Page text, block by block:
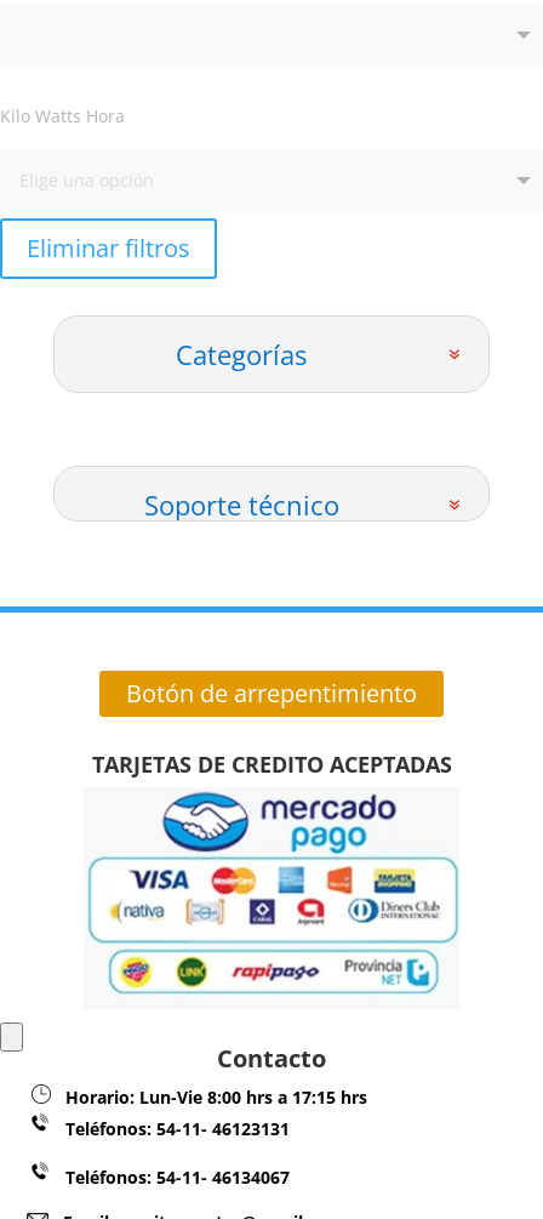
Kilo Watts Hora
Eliminar filtros
Categorías
Soporte técnico
Botón de arrepentimiento
TARJETAS DE CREDITO ACEPTADAS
Contacto
Horario: Lun-Vie 8:00 hrs a 17:15 hrs
Teléfonos: 54-11- 46123131
Teléfonos: 54-11- 46134067